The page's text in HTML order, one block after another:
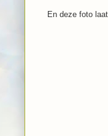
En deze foto